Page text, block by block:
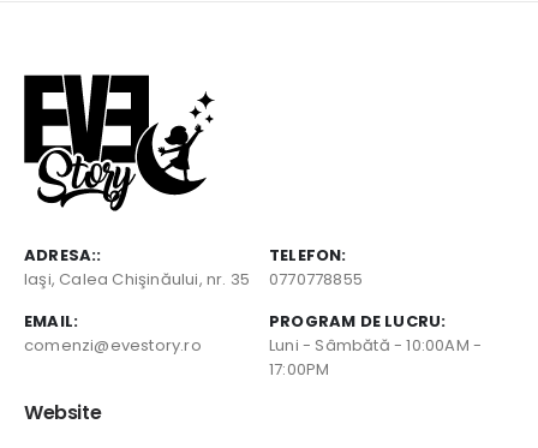
ADRESA::
Iaşi, Calea Chişinăului, nr. 35
TELEFON:
0770778855
EMAIL:
comenzi@evestory.ro
PROGRAM DE LUCRU:
Luni - Sâmbătă - 10:00AM -
17:00PM
Website